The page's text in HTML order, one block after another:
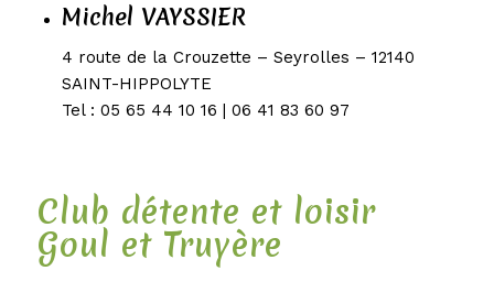
Michel VAYSSIER
4 route de la Crouzette – Seyrolles – 12140
SAINT-HIPPOLYTE
Tel : 05 65 44 10 16 | 06 41 83 60 97
Club détente et loisir
Goul et Truyère